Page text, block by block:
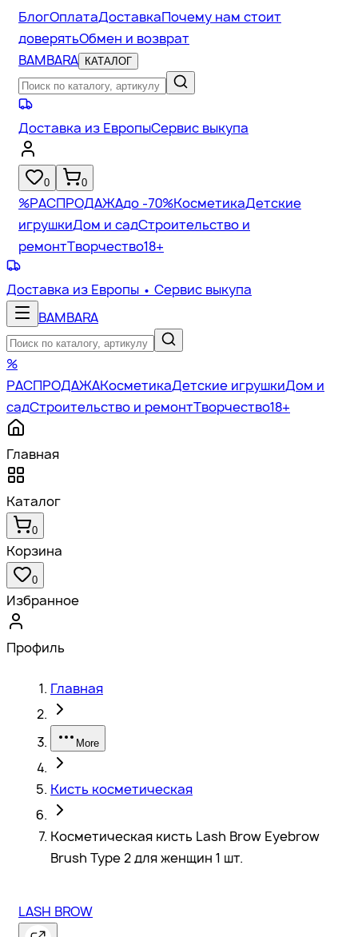
БлогОплатаДоставкаПочему нам стоит
доверятьОбмен и возврат
BAMBARA
КАТАЛОГ
Доставка из ЕвропыСервис выкупа
0 0
%РАСПРОДАЖАдо -70%КосметикаДетские
игрушкиДом и садСтроительство и
ремонтТворчество18+
Доставка из Европы • Сервис выкупа
BAMBARA
%
РАСПРОДАЖАКосметикаДетские игрушкиДом и
садСтроительство и ремонтТворчество18+
Главная
Каталог
0
Корзина
0
Избранное
Профиль
Главная
More
Кисть косметическая
Косметическая кисть Lash Brow Eyebrow
Brush Type 2 для женщин 1 шт.
LASH BROW